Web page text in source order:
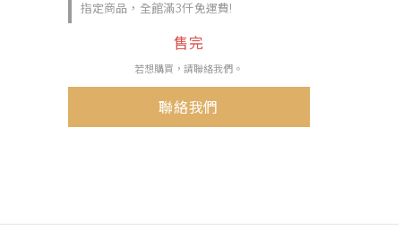
指定商品，全館滿3仟免運費!
售完
若想購買，請聯絡我們。
聯絡我們